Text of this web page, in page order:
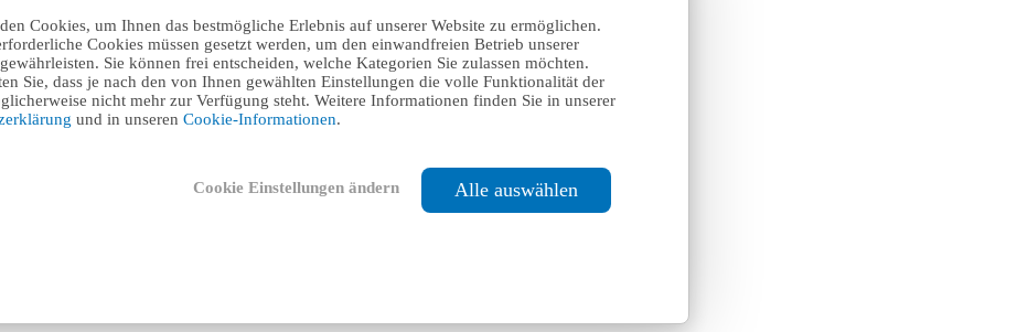
Cookies, um Ihnen das bestmögliche Erlebnis auf unserer Website zu ermöglichen.
Cookies müssen gesetzt werden, um den einwandfreien Betrieb unserer
Sie können frei entscheiden, welche Kategorien Sie zulassen möchten.
Sie, dass je nach den von Ihnen gewählten Einstellungen die volle Funktionalität der
nicht mehr zur Verfügung steht. Weitere Informationen finden Sie in unserer
und in unseren Cookie-Informationen.
Cookie Einstellungen ändern Alle auswählen